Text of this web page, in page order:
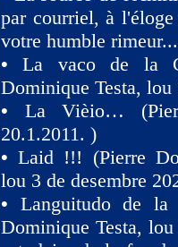
par courriel, à
votre humble
•La vaco de la
Dominique Testa,
• La Vièio…
20.1.2011. )
•Laid !!! (Pierre
lou 3 de desembre
• Languitudo de
Dominique Testa,